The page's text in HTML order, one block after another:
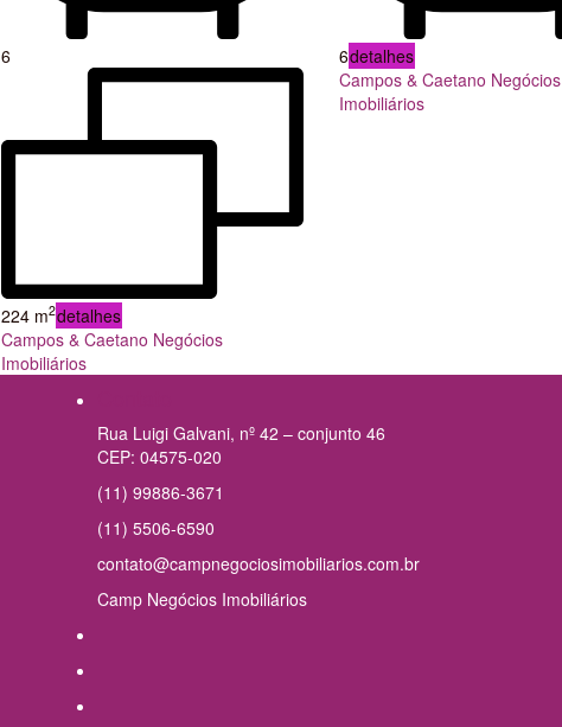
6
224 m2detalhes
Campos & Caetano Negócios
Imobiliários
6detalhes
Campos & Caetano Negócios
Imobiliários
Rua Luigi Galvani, nº 42 – conjunto 46
CEP: 04575-020
(11) 99886-3671
(11) 5506-6590
contato@campnegociosimobiliarios.com.br
Camp Negócios Imobiliários